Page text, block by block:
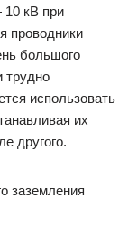
10 кВ при
проводники
большого
трудно
использовать
их
другого.
заземления